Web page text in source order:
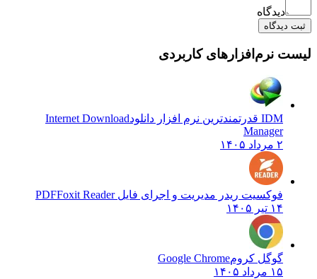
دیدگاه
ثبت دیدگاه
لیست نرم‌افزارهای کاربردی
IDM قدرتمندترین نرم افزار دانلود
Internet Download
Manager
۲ مرداد ۱۴۰۵
فوکسیت ریدر مدیریت و اجرای فایل PDFFoxit Reader
۱۴ تیر ۱۴۰۵
گوگل کرومGoogle Chrome
۱۵ مرداد ۱۴۰۵